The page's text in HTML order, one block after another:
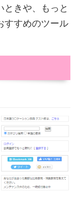
きや、もっと
すすめのツール